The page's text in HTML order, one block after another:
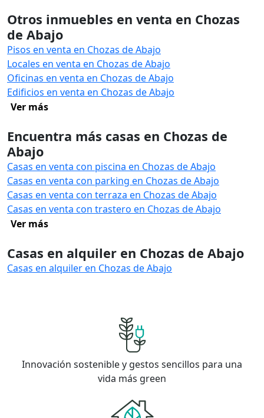
Otros inmuebles en venta en Chozas
de Abajo
Pisos en venta en Chozas de Abajo
Locales en venta en Chozas de Abajo
Oficinas en venta en Chozas de Abajo
Edificios en venta en Chozas de Abajo
Ver más
Encuentra más casas en Chozas de
Abajo
Casas en venta con piscina en Chozas de Abajo
Casas en venta con parking en Chozas de Abajo
Casas en venta con terraza en Chozas de Abajo
Casas en venta con trastero en Chozas de Abajo
Ver más
Casas en alquiler en Chozas de Abajo
Casas en alquiler en Chozas de Abajo
Innovación sostenible y gestos sencillos para una
vida más green